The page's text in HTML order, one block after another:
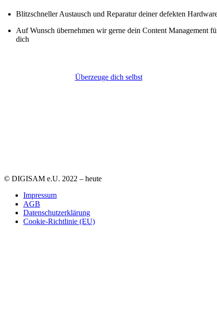
Blitzschneller Austausch und Reparatur deiner defekten
Auf Wunsch übernehmen wir gerne dein Content Management
dich
Überzeuge dich selbst
© DIGISAM e.U. 2022 – heute
Impressum
AGB
Datenschutzerklärung
Cookie-Richtlinie (EU)